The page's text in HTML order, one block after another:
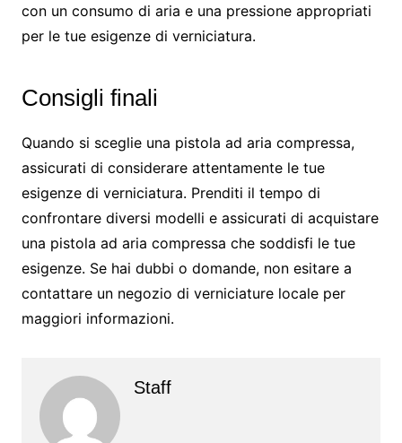
con un consumo di aria e una pressione appropriati
per le tue esigenze di verniciatura.
Consigli finali
Quando si sceglie una pistola ad aria compressa,
assicurati di considerare attentamente le tue
esigenze di verniciatura. Prenditi il tempo di
confrontare diversi modelli e assicurati di acquistare
una pistola ad aria compressa che soddisfi le tue
esigenze. Se hai dubbi o domande, non esitare a
contattare un negozio di verniciature locale per
maggiori informazioni.
Staff